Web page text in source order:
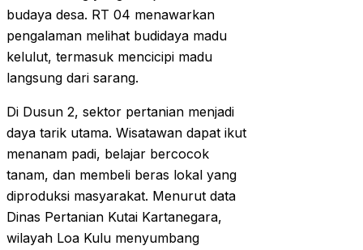
budaya desa. RT 04 menawarkan
pengalaman melihat budidaya madu
kelulut, termasuk mencicipi madu
langsung dari sarang.
Di Dusun 2, sektor pertanian menjadi
daya tarik utama. Wisatawan dapat ikut
menanam padi, belajar bercocok
tanam, dan membeli beras lokal yang
diproduksi masyarakat. Menurut data
Dinas Pertanian Kutai Kartanegara,
wilayah Loa Kulu menyumbang